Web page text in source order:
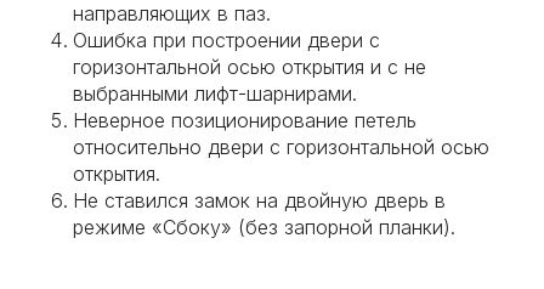
направляющих в паз.
Ошибка при построении двери с
горизонтальной осью открытия и с не
выбранными лифт-шарнирами.
Неверное позиционирование петель
относительно двери с горизонтальной осью
открытия.
Не ставился замок на двойную дверь в
режиме «Сбоку» (без запорной планки).